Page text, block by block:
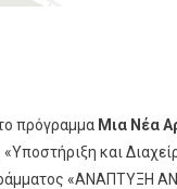
πρόγραμμα Μια Νέα
και
«ΑΝΑΠΤΥΞΗ